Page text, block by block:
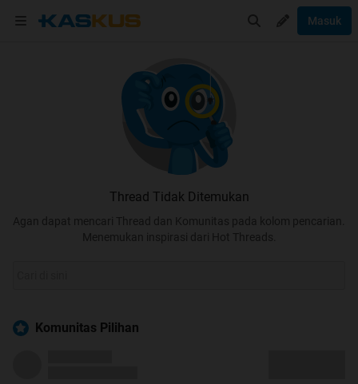
Masuk
Thread Tidak Ditemukan
Agan dapat mencari Thread dan Komunitas pada kolom pencarian.
Menemukan inspirasi dari Hot Threads.
Komunitas Pilihan